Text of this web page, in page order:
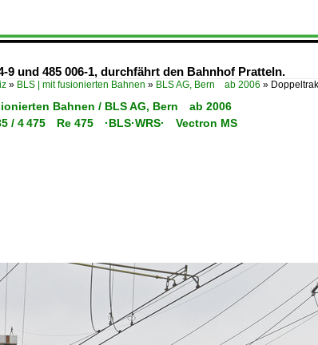
9 und 485 006-1, durchfährt den Bahnhof Pratteln.
» BLS | mit fusionierten Bahnen » BLS AG, Bern ab 2006 »
Bahnen / BLS AG, Bern ab 2006
/ 4 475 Re 475 ·BLS·WRS· Vectron MS